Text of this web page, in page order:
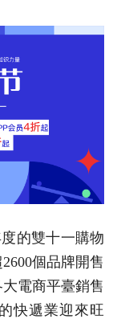
的雙十一購物
個品牌開售
電商平臺銷售
快遞業迎來旺